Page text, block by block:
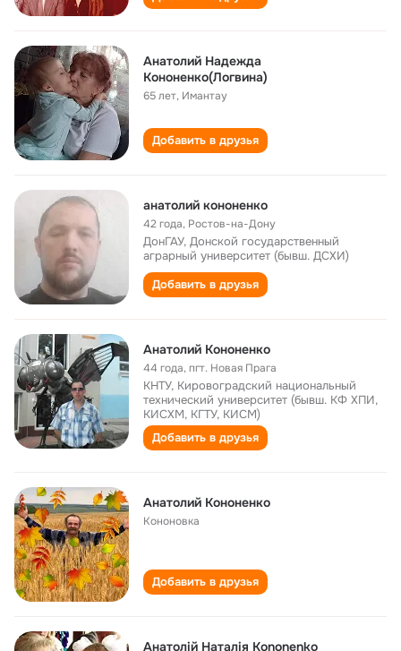
Анатолий Надежда
Кононенко(Логвина)
65 лет, Имантау
Добавить в друзья
анатолий кононенко
42 года, Ростов-на-Дону
ДонГАУ, Донской государственный
аграрный университет (бывш. ДСХИ)
Добавить в друзья
Анатолий Кононенко
44 года,пгт. Новая Прага
КНТУ, Кировоградский национальный
технический университет (бывш. КФ ХПИ,
КИСХМ, КГТУ, КИСМ)
Добавить в друзья
Анатолий Кононенко
Кононовка
Добавить в друзья
Анатолій Наталія Kononenko